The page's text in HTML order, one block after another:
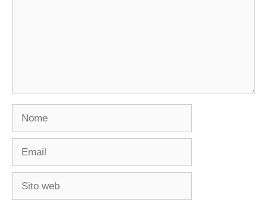
Nome
Email
Sito